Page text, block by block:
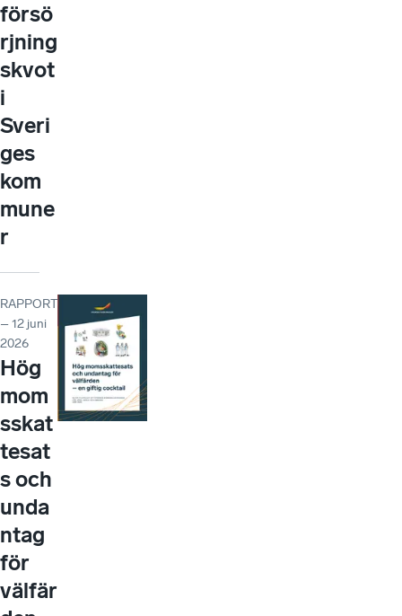
försö
rjning
skvot
i
Sveri
ges
kom
mune
r
RAPPORT
– 12 juni
2026
Hög
mom
sskat
tesat
s och
unda
ntag
för
välfär